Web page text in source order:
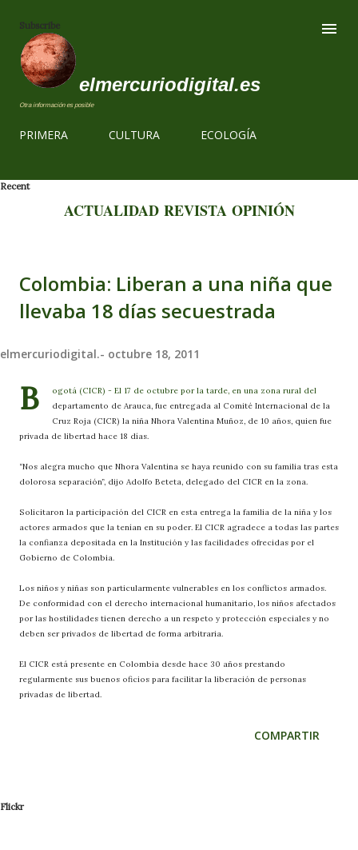
Subscribe
elmercuriodigital.es
Otra información es posible
PRIMERA CULTURA ECOLOGÍA
Recent
ACTUALIDAD REVISTA OPINIÓN
Colombia: Liberan a una niña que
llevaba 18 días secuestrada
elmercuriodigital.- octubre 18, 2011
B
ogotá (CICR) - El 17 de octubre por la tarde, en una zona rural del
departamento de Arauca, fue entregada al Comité Internacional de la
Cruz Roja (CICR) la niña Nhora Valentina Muñoz, de 10 años, quien fue
privada de libertad hace 18 días.
“Nos alegra mucho que Nhora Valentina se haya reunido con su familia tras esta
dolorosa separación”, dijo Adolfo Beteta, delegado del CICR en la zona.
Solicitaron la participación del CICR en esta entrega la familia de la niña y los
actores armados que la tenían en su poder. El CICR agradece a todas las partes
la confianza depositada en la Institución y las facilidades ofrecidas por el
Gobierno de Colombia.
Los niños y niñas son particularmente vulnerables en los conflictos armados.
De conformidad con el derecho internacional humanitario, los niños afectados
por las hostilidades tienen derecho a un respeto y protección especiales y no
deben ser privados de libertad de forma arbitraria.
El CICR está presente en Colombia desde hace 30 años prestando
regularmente sus buenos oficios para facilitar la liberación de personas
privadas de libertad.
COMPARTIR
Flickr